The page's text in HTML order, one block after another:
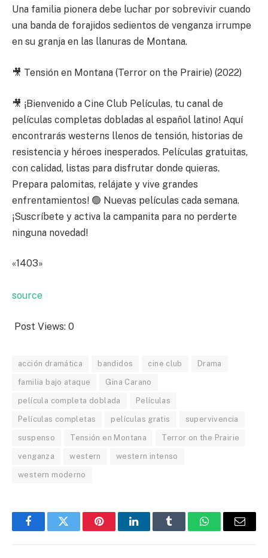
Una familia pionera debe luchar por sobrevivir cuando
una banda de forajidos sedientos de venganza irrumpe
en su granja en las llanuras de Montana.
🎥 Tensión en Montana (Terror on the Prairie) (2022)
🎥 ¡Bienvenido a Cine Club Películas, tu canal de
películas completas dobladas al español latino! Aquí
encontrarás westerns llenos de tensión, historias de
resistencia y héroes inesperados. Películas gratuitas,
con calidad, listas para disfrutar donde quieras.
Prepara palomitas, relájate y vive grandes
enfrentamientos! 🟢 Nuevas películas cada semana.
¡Suscríbete y activa la campanita para no perderte
ninguna novedad!
«1403»
source
Post Views: 0
acción dramática bandidos cine club Drama
familia bajo ataque Gina Carano
película completa doblada Películas
Películas completas películas gratis supervivencia
suspenso Tensión en Montana Terror on the Prairie
venganza western western intenso
western moderno
FacebookTwitter PinterestLinkedInTumblr WhatsAppEmail